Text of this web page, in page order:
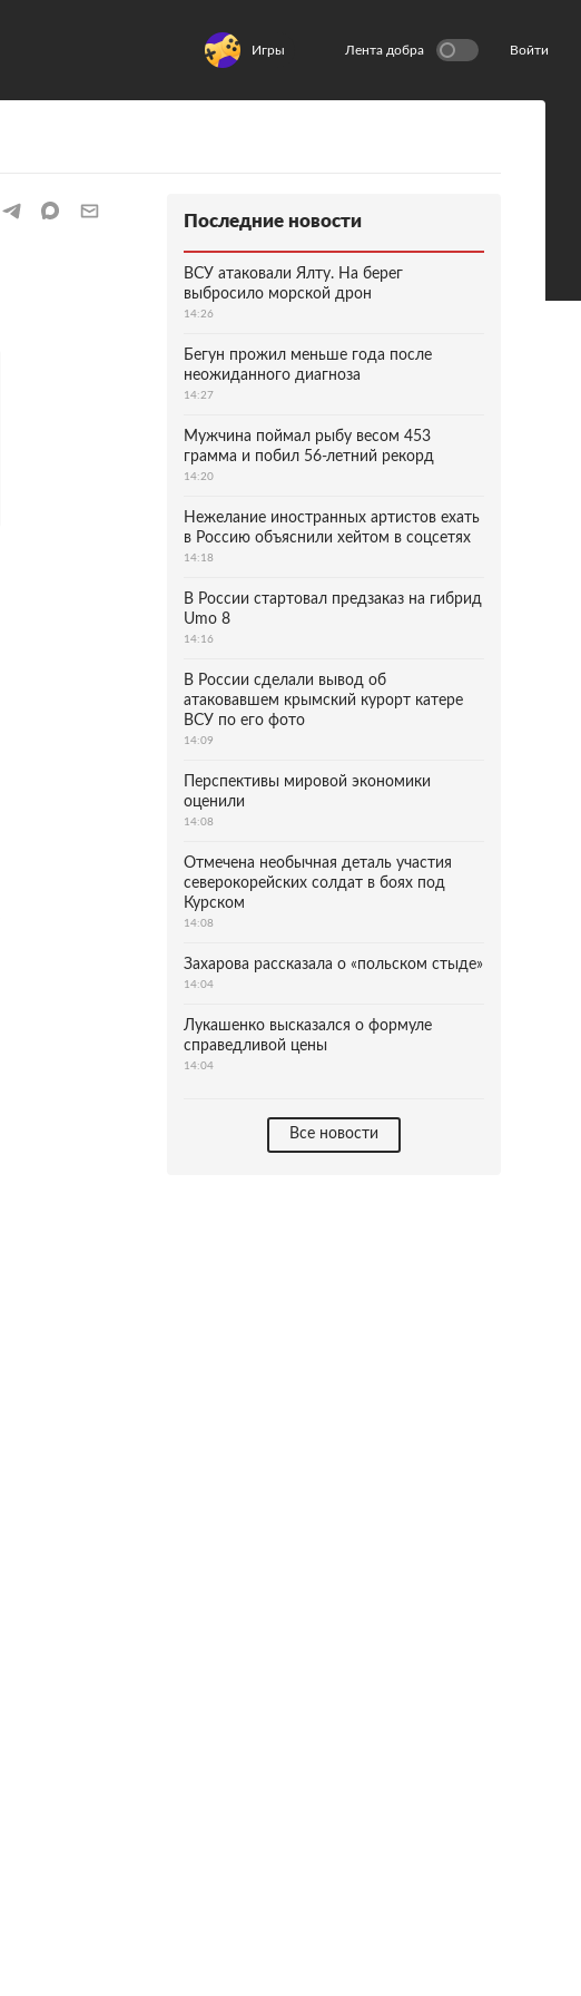
Игры Лента добра Войти
Последние новости
ВСУ атаковали Ялту. На берег
выбросило морской дрон
14:26
Бегун прожил меньше года после
неожиданного диагноза
14:27
Мужчина поймал рыбу весом 453
грамма и побил 56-летний рекорд
14:20
Нежелание иностранных артистов ехать
в Россию объяснили хейтом в соцсетях
14:18
В России стартовал предзаказ на гибрид
Umo 8
14:16
В России сделали вывод об
атаковавшем крымский курорт катере
ВСУ по его фото
14:09
Перспективы мировой экономики
оценили
14:08
Отмечена необычная деталь участия
северокорейских солдат в боях под
Курском
14:08
Захарова рассказала о «польском стыде»
14:04
Лукашенко высказался о формуле
справедливой цены
14:04
Все новости